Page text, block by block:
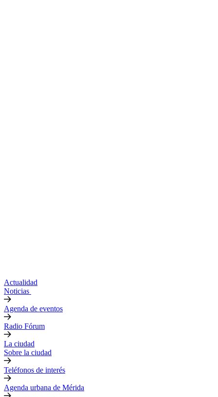
Actualidad
Noticias
Agenda de eventos
Radio Fórum
La ciudad
Sobre la ciudad
Teléfonos de interés
Agenda urbana de Mérida